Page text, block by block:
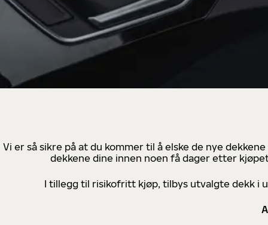
Vi er så sikre på at du kommer til å elske de nye
dekkene dine innen noen få dager etter
I tillegg til risikofritt kjøp, tilbys utvalgte dekk i